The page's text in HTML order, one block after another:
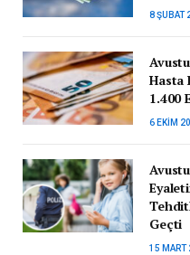
8 ŞUBAT
Hasta
1.400
6 EKIM
Geçti
15 MART